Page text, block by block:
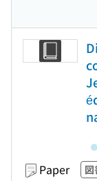
Paper 図